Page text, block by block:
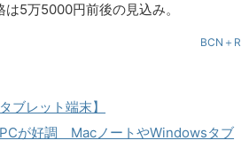
5万5000円前後の見込み。
BCN＋R
ブレット端末】
が好調 MacノートやWindowsタブ